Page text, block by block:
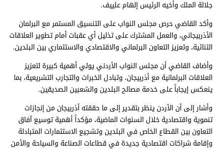
جلالة الملك وأخيه الرئيس إلهام علييف.
وأكد القاضي حرص مجلس النواب على التنسيق المستمر مع البرلمان
الأذربيجاني، والعمل المشترك على تذليل أي عقبات أمام تطوير العلاقات
الثنائية، وتعزيز التعاون البرلماني والاقتصادي والاستثماري بين البلدين.
وأضاف القاضي أن مجلس النواب الأردني يولي أهمية كبيرة لتعزيز
العلاقات البرلمانية مع أذربيجان، وتبادل الخبرات والتجارب التشريعية، بما
ينعكس إيجاباً على خدمة مصالح البلدين والشعبين الصديقين.
وأشار إلى أن الأردن ينظر بتقدير إلى ما حققته أذربيجان من إنجازات
تنموية واقتصادية خلال السنوات الماضية، مؤكداً أهمية توسيع آفاق
التعاون بين القطاع الخاص في البلدين وتشجيع الاستثمارات المتبادلة
وإقامة شراكات اقتصادية جديدة في قطاعات الصناعة والسياحة والأمن